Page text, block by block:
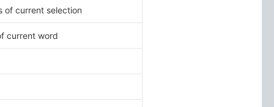
of current selection
current word